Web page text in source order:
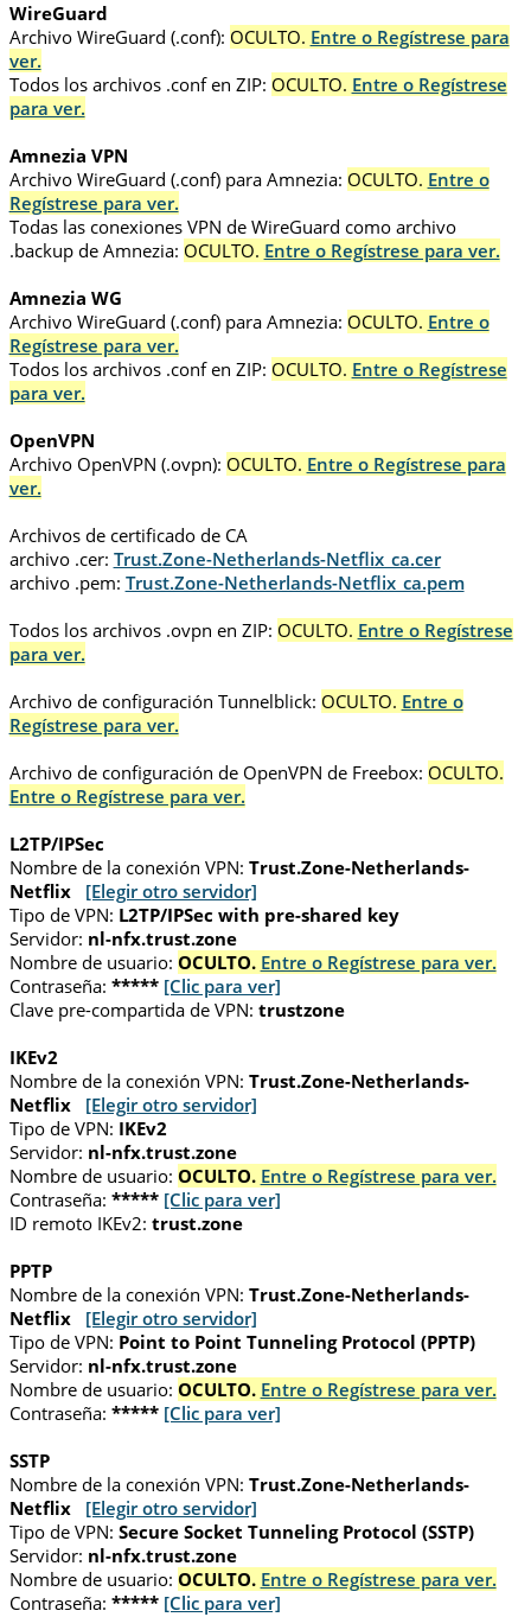
WireGuard
Archivo WireGuard (.conf): OCULTO. Entre o Regístrese para
ver.
Todos los archivos .conf en ZIP: OCULTO. Entre o Regístrese
para ver.
Amnezia VPN
Archivo WireGuard (.conf) para Amnezia: OCULTO. Entre o
Regístrese para ver.
Todas las conexiones VPN de WireGuard como archivo
.backup de Amnezia: OCULTO. Entre o Regístrese para ver.
Amnezia WG
Archivo WireGuard (.conf) para Amnezia: OCULTO. Entre o
Regístrese para ver.
Todos los archivos .conf en ZIP: OCULTO. Entre o Regístrese
para ver.
OpenVPN
Archivo OpenVPN (.ovpn): OCULTO. Entre o Regístrese para
ver.
Archivos de certificado de CA
archivo .cer: Trust.Zone-Netherlands-Netflix_ca.cer
archivo .pem: Trust.Zone-Netherlands-Netflix_ca.pem
Todos los archivos .ovpn en ZIP: OCULTO. Entre o Regístrese
para ver.
Archivo de configuración Tunnelblick: OCULTO. Entre o
Regístrese para ver.
Archivo de configuración de OpenVPN de Freebox: OCULTO.
Entre o Regístrese para ver.
L2TP/IPSec
Nombre de la conexión VPN: Trust.Zone-Netherlands-
Netflix
[Elegir otro servidor]
Tipo de VPN: L2TP/IPSec with pre-shared key
Servidor: nl-nfx.trust.zone
Nombre de usuario: OCULTO. Entre o Regístrese para ver.
Contraseña: ***** [Clic para ver]
Clave pre-compartida de VPN: trustzone
IKEv2
Nombre de la conexión VPN: Trust.Zone-Netherlands-
Netflix
[Elegir otro servidor]
Tipo de VPN: IKEv2
Servidor: nl-nfx.trust.zone
Nombre de usuario: OCULTO. Entre o Regístrese para ver.
Contraseña: ***** [Clic para ver]
ID remoto IKEv2: trust.zone
PPTP
Nombre de la conexión VPN: Trust.Zone-Netherlands-
Netflix
[Elegir otro servidor]
Tipo de VPN: Point to Point Tunneling Protocol (PPTP)
Servidor: nl-nfx.trust.zone
Nombre de usuario: OCULTO. Entre o Regístrese para ver.
Contraseña: ***** [Clic para ver]
SSTP
Nombre de la conexión VPN: Trust.Zone-Netherlands-
Netflix
[Elegir otro servidor]
Tipo de VPN: Secure Socket Tunneling Protocol (SSTP)
Servidor: nl-nfx.trust.zone
Nombre de usuario: OCULTO. Entre o Regístrese para ver.
Contraseña: ***** [Clic para ver]